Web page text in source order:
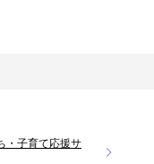
・子育て応援サ